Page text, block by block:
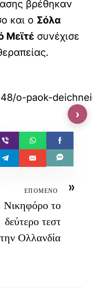
βρέθηκαν
και ο Σόλα
Μεϊτέ συνέχισε
o-paok-
»
ΕΠΟΜΕΝΟ
Νικηφόρο το
δεύτερο τεστ
Ολλανδία
›